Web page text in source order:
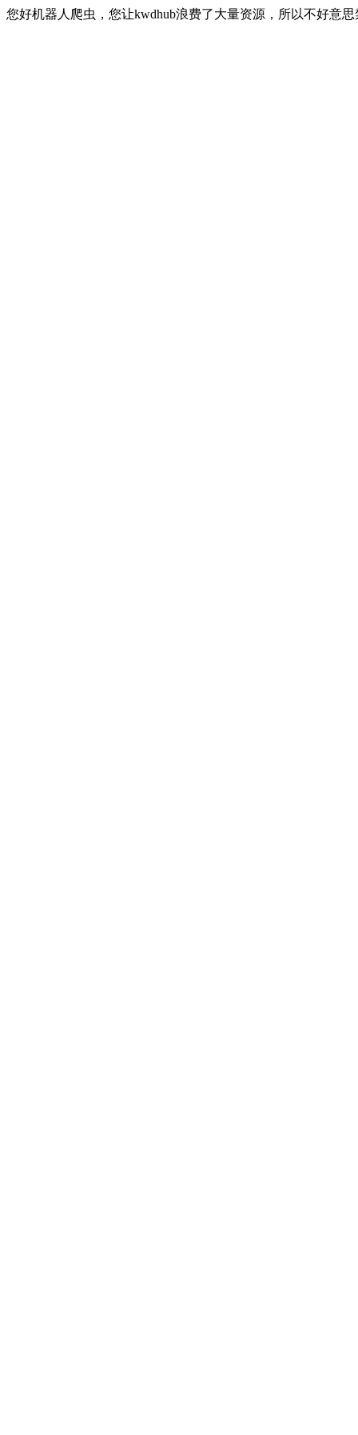
您好机器人爬虫，您让kwdhub浪费了大量资源，所以不好意